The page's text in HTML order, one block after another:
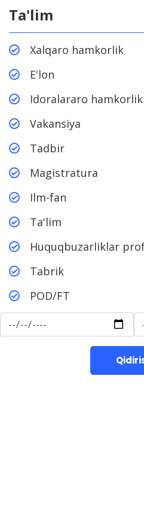
Ta'lim
Xalqaro hamkorlik
E'lon
Idoralararo hamkorlik
Vakansiya
Tadbir
Magistratura
Ilm-fan
Ta'lim
Huquqbuzarliklar
Tabrik
POD/FT